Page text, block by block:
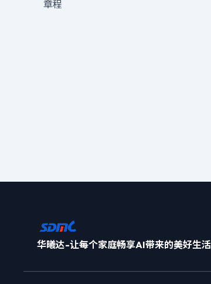
章程
华曦达-让每个家庭畅享AI带来的美好生活